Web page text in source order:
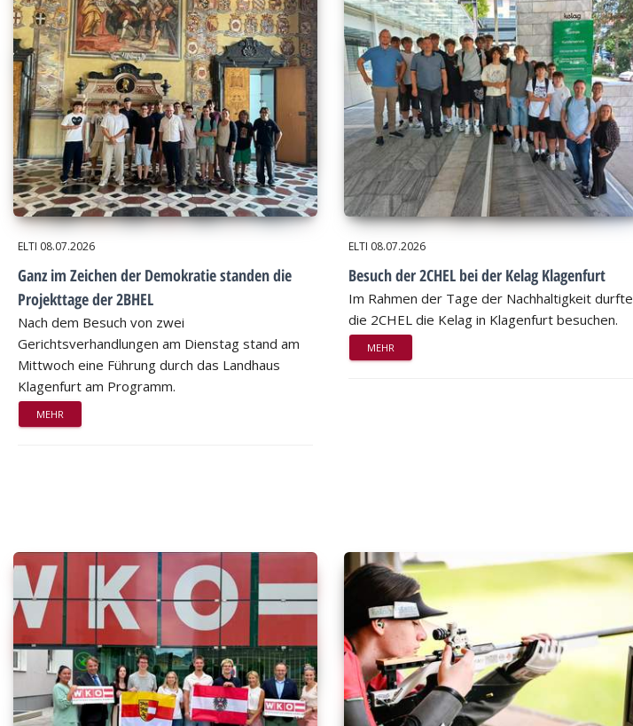
ELTI 08.07.2026
Ganz im Zeichen der Demokratie standen die
Projekttage der 2BHEL
Nach dem Besuch von zwei
Gerichtsverhandlungen am Dienstag stand am
Mittwoch eine Führung durch das Landhaus
Klagenfurt am Programm.
MEHR
ELTI 08.07.2026
Besuch der 2CHEL bei der Kelag Klagenfurt
Im Rahmen der Tage der Nachhaltigkeit durfte
die 2CHEL die Kelag in Klagenfurt besuchen.
MEHR